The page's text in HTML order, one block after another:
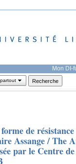
Mon DI-
de
Assange / The
par le Centre